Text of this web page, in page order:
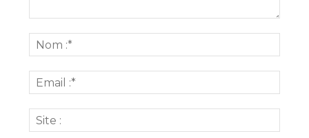
:*
:*
: